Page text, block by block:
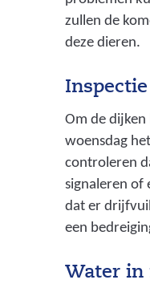
zullen de
deze dieren.
Om de
woensdag
controleren
signaleren of
dat er
een
Water in